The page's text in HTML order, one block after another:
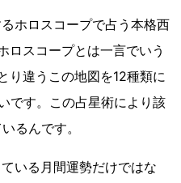
ホロスコープで占う本格西
ロスコープとは一言でいう
り違うこの地図を12種類に
です。この占星術により該
るんです。
いる月間運勢だけではな